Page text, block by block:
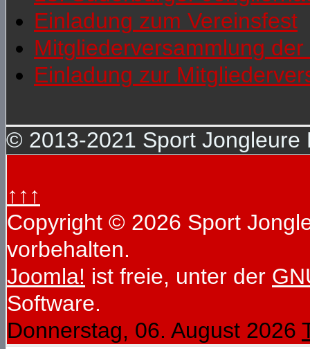
Einladung zum Vereinsfest
Mitgliederversammlung
Einladung zur
© 2013-2021 Sport Jongleure
↑↑↑
Copyright © 2026 Sport
vorbehalten.
Joomla! ist freie, unter der
Software.
Donnerstag, 06. August 2026